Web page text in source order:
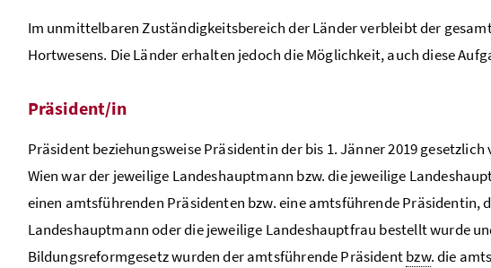
Im unmittelbaren Zuständigkeitsbereich der Länder verbleibt der
Hortwesens. Die Länder erhalten jedoch die Möglichkeit, auch diese
Präsident/in
Präsident beziehungsweise Präsidentin der bis 1. Jänner 2019
Wien war der jeweilige Landeshauptmann bzw. die jeweilige
einen amtsführenden Präsidenten bzw. eine amtsführende Präsidentin,
Landeshauptmann oder die jeweilige Landeshauptfrau bestellt wurde
Bildungsreformgesetz wurden der amtsführende Präsidentbzw. die